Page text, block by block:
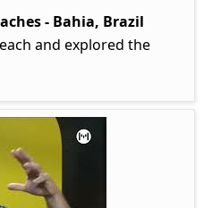
- Bahia, Brazil
and explored the